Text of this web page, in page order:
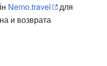
Nemo.travel
для
и возврата